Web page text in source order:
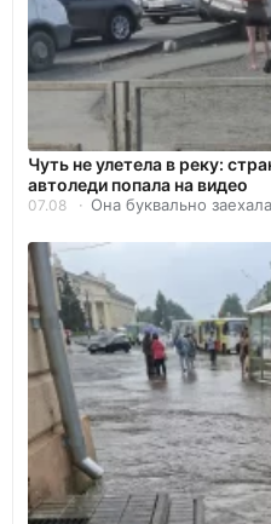
Чуть не улетела в реку:
автоледи попала на видео
07.08 Она буквально